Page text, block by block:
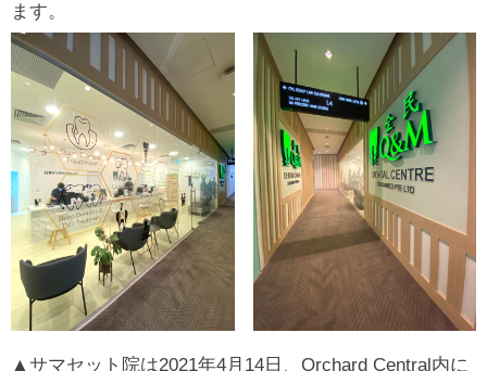
ます。
▲サマセット院は2021年4月14日、Orchard Central内に